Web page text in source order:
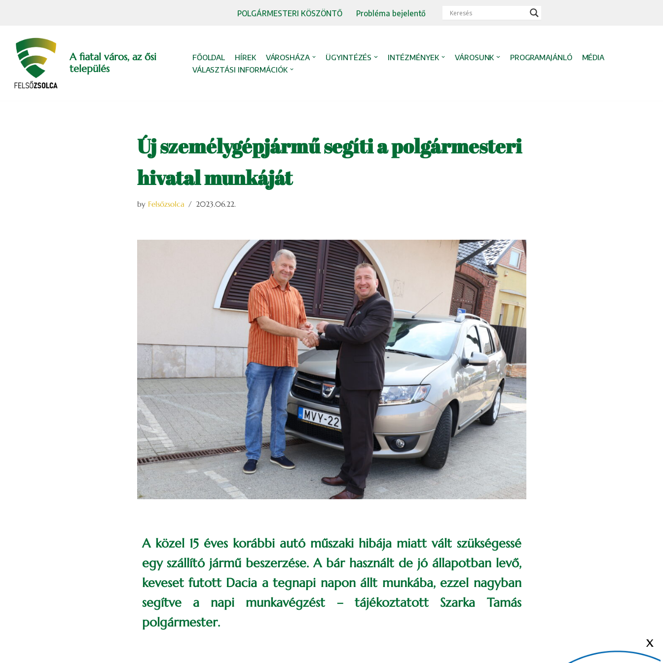
content
POLGÁRMESTERI KÖSZÖNTŐ Probléma bejelentő
A fiatal város, az ősi
település
FŐOLDAL HÍREK VÁROSHÁZA ÜGYINTÉZÉS INTÉZMÉNYEK VÁROSUNK PROGRAMAJÁNLÓ
MÉDIA
VÁLASZTÁSI INFORMÁCIÓK
Új személygépjármű segíti a polgármesteri
hivatal munkáját
by Felsőzsolca 2023.06.22.
A közel 15 éves korábbi autó műszaki hibája miatt vált szükségessé
egy szállító jármű beszerzése. A bár használt de jó állapotban levő,
keveset futott Dacia a tegnapi napon állt munkába, ezzel nagyban
segítve a napi munkavégzést – tájékoztatott Szarka Tamás
polgármester.
X